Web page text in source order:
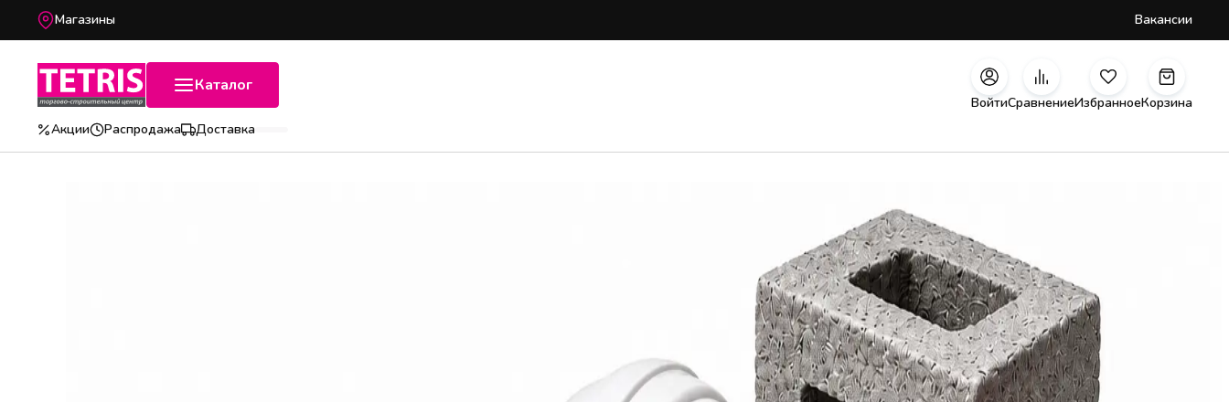
Магазины Вакансии
Каталог
ВойтиСравнениеИзбранноеКорзина
Акции
Распродажа Доставка